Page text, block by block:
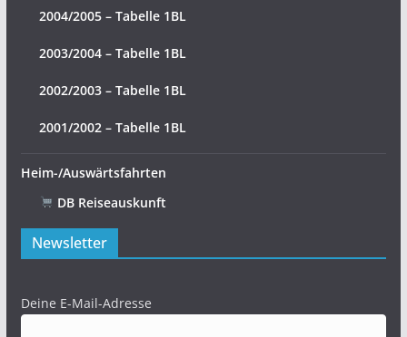
2004/2005 – Tabelle 1BL
2003/2004 – Tabelle 1BL
2002/2003 – Tabelle 1BL
2001/2002 – Tabelle 1BL
Heim-/Auswärtsfahrten
DB Reiseauskunft
Newsletter
Deine E-Mail-Adresse